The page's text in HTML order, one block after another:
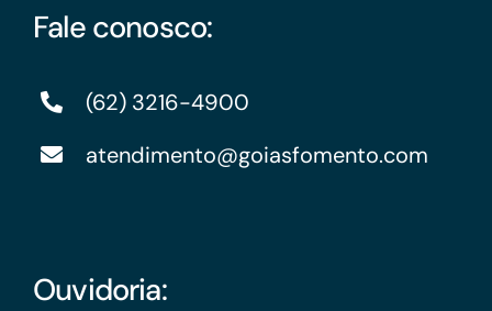
Fale conosco:
(62) 3216-4900
atendimento@goiasfomento.com
Ouvidoria: